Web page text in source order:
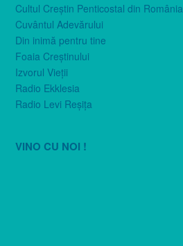
Cultul Creştin Penticostal din România
Cuvântul Adevărului
Din inimă pentru tine
Foaia Creştinului
Izvorul Vieţii
Radio Ekklesia
Radio Levi Reşiţa
VINO CU NOI !